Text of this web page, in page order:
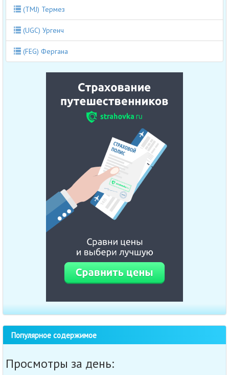
(TMJ) Термез
(UGC) Ургенч
(FEG) Фергана
Популярное содержимое
Просмотры за день: